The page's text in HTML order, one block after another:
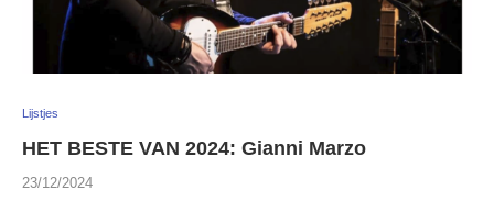
Lijstjes
HET BESTE VAN 2024: Gianni Marzo
23/12/2024